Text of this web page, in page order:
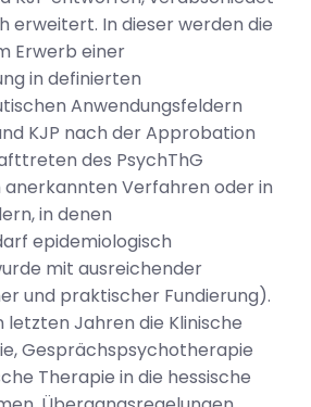
erweitert. In dieser werden die
Erwerb einer
in definierten
Anwendungsfeldern
KJP nach der Approbation
des PsychThG
Verfahren oder in
in denen
epidemiologisch
mit ausreichender
und praktischer Fundierung).
letzten Jahren die Klinische
Gesprächspsychotherapie
Therapie in die hessische